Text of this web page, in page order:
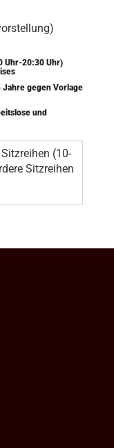
Uhr-20:30 Uhr)
gegen Vorlage
und
(10-
Sitzreihen